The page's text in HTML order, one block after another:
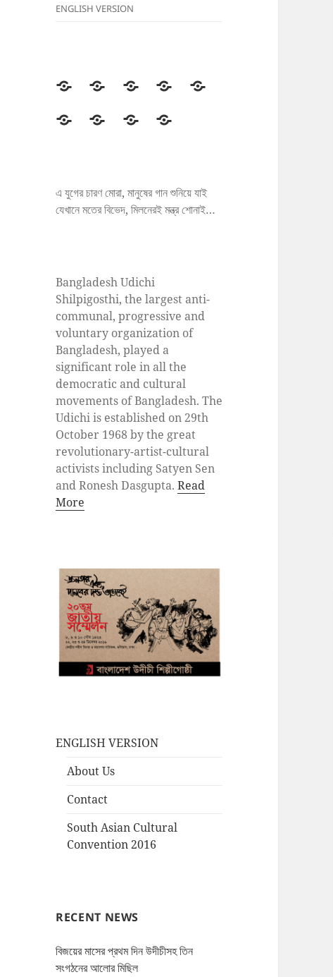
ENGLISH VERSION
উদীচী সংগঠন
জাতীয়
জেলা/
সংবাদ
প্রকাশনাসাহিত্য
ছবি
ENGLISH
এ যুগের চারণ মোরা, মানুষের গান শুনিয়ে যাই
যেখানে মতের বিভেদ, মিলনেরই মন্ত্র শোনাই…
Bangladesh Udichi
Shilpigosthi, the largest anti-
communal, progressive and
voluntary organization of
Bangladesh, played a
significant role in all the
democratic and cultural
movements of Bangladesh. The
Udichi is established on 29th
October 1968 by the great
revolutionary-artist-cultural
activists including Satyen Sen
and Ronesh Dasgupta.Read
More
ENGLISH VERSION
About Us
Contact
South Asian Cultural
Convention 2016
RECENT NEWS
বিজয়ের মাসের প্রথম দিন উদীচীসহ তিন
সংগঠনের আলোর মিছিল